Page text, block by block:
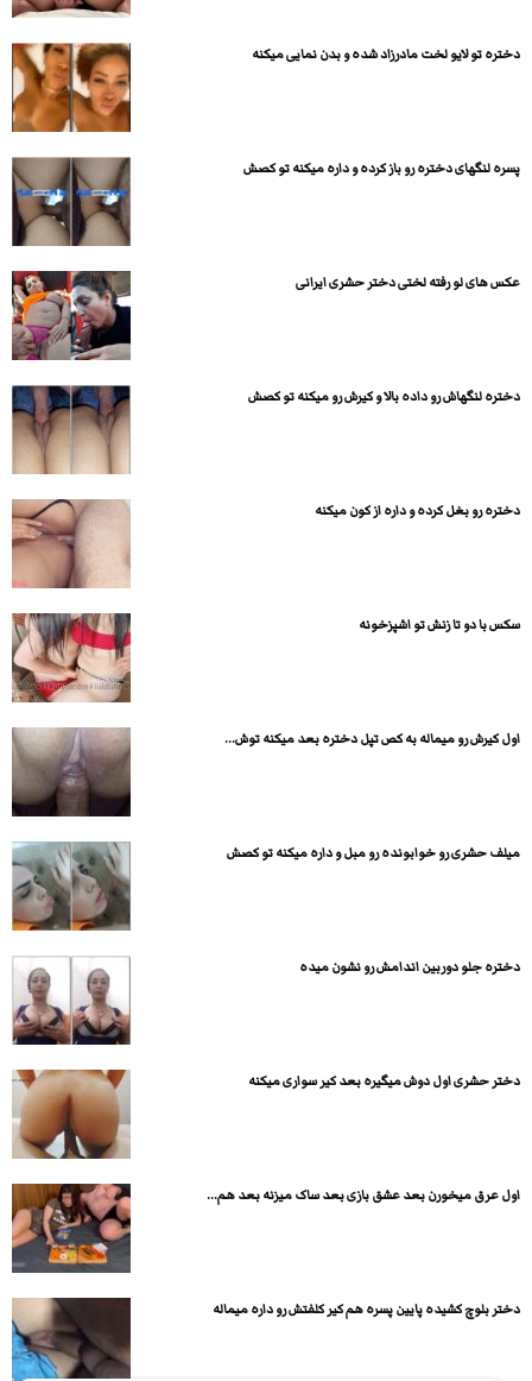
دختره تو لایو لخت مادرزاد شده و بدن نمایی میکنه
پسره لنگهای دختره رو باز کرده و داره میکنه تو کصش
عکس های لو رفته لختی دختر حشری ایرانی
دختره لنگهاش رو داده بالا و کیرش رو میکنه تو کصش
دختره رو بغل کرده و داره از کون میکنه
سکس با دو تا زنش تو اشپزخونه
اول کیرش رو میماله به کص تپل دختره بعد میکنه توش...
میلف حشری رو خوابونده رو مبل و داره میکنه تو کصش
دختره جلو دوربین اندامش رو نشون میده
دختر حشری اول دوش میگیره بعد کیر سواری میکنه
اول عرق میخورن بعد عشق بازی بعد ساک میزنه بعد هم...
دختر بلوچ کشیده پایین پسره هم کیر کلفتش رو داره میماله